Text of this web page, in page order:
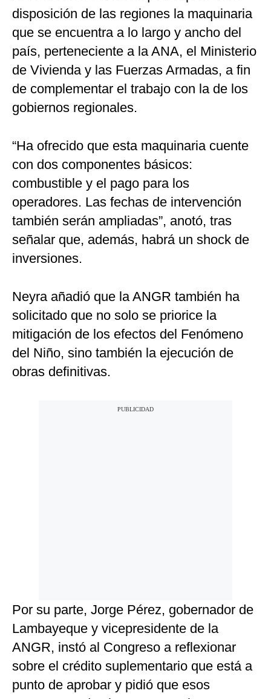
disposición de las regiones la maquinaria
que se encuentra a lo largo y ancho del
país, perteneciente a la ANA, el Ministerio
de Vivienda y las Fuerzas Armadas, a fin
de complementar el trabajo con la de los
gobiernos regionales.
“Ha ofrecido que esta maquinaria cuente
con dos componentes básicos:
combustible y el pago para los
operadores. Las fechas de intervención
también serán ampliadas”, anotó, tras
señalar que, además, habrá un shock de
inversiones.
Neyra añadió que la ANGR también ha
solicitado que no solo se priorice la
mitigación de los efectos del Fenómeno
del Niño, sino también la ejecución de
obras definitivas.
Por su parte, Jorge Pérez, gobernador de
Lambayeque y vicepresidente de la
ANGR, instó al Congreso a reflexionar
sobre el crédito suplementario que está a
punto de aprobar y pidió que esos